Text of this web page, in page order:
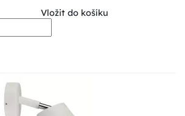
Vložit do košíku